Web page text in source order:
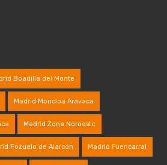
Boadilla del Monte
Madrid Moncloa Aravaca
Madrid Zona Noroeste
Pozuelo de Alarcón Madrid Fuencarral